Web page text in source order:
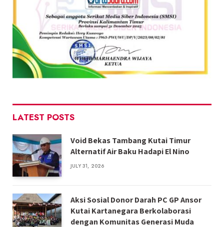
LATEST POSTS
Void Bekas Tambang Kutai Timur
Alternatif Air Baku Hadapi El Nino
JULY 31, 2026
Aksi Sosial Donor Darah PC GP Ansor
Kutai Kartanegara Berkolaborasi
dengan Komunitas Generasi Muda